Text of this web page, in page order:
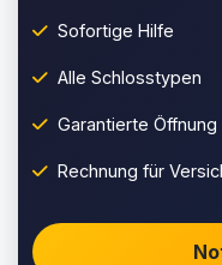
Sofortige Hilfe
Alle Schlosstypen
Garantierte Öffnung
Rechnung für